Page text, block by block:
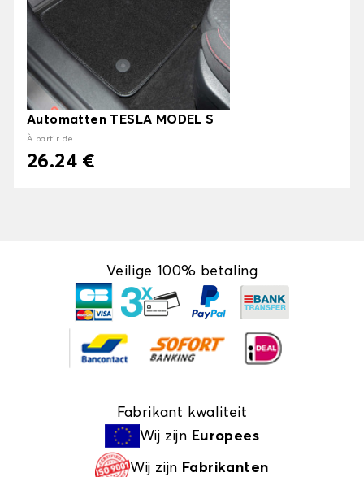
Automatten TESLA MODEL S
À partir de
26.24 €
Veilige 100% betaling
Fabrikant kwaliteit
Wij zijn Europees
Wij zijn Fabrikanten